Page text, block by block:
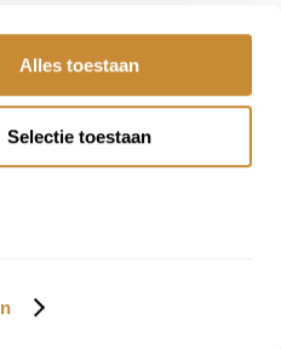
Alles toestaan
Selectie toestaan